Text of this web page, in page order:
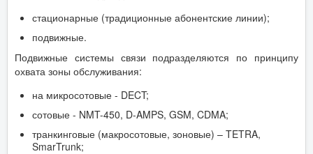
стационарные (традиционные абонентские линии);
подвижные.
Подвижные системы связи подразделяются по принципу
охвата зоны обслуживания:
на микросотовые - DECT;
сотовые - NMT-450, D-AMPS, GSM, CDMA;
транкинговые (макросотовые, зоновые) – TETRA,
SmarTrunk;